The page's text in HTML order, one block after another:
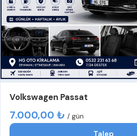
Volkswagen Passat
7.000,00 ₺ / gün
Talep